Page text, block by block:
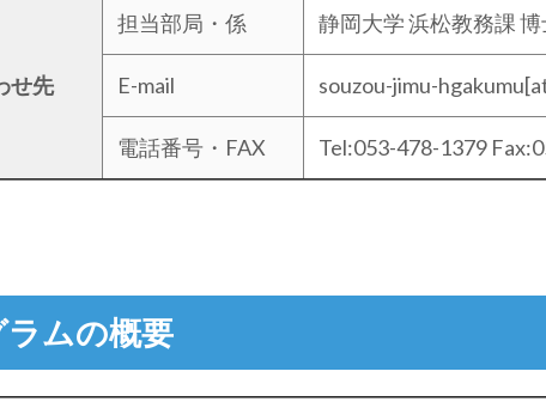
せ先
担当部局・係 静岡大学 浜松教務課
E-mail souzou-jimu-
電話番号・FAX Tel:053-478-1379
ムの概要